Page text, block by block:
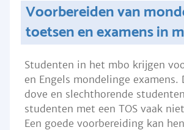
Voorbereiden van
toetsen en examens in
Studenten in het mbo krijgen
en Engels mondelinge examens.
dove en slechthorende
studenten met een TOS vaak
Een goede voorbereiding kan